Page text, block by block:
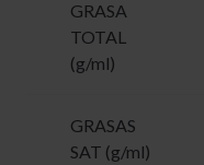
GRASA
TOTAL
(g/ml)
GRASAS
SAT (g/ml)